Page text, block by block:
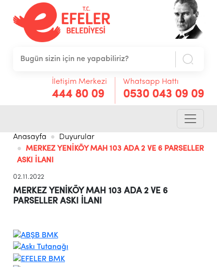
İletişim Merkezi
444 80 09
Whatsapp Hattı
0530 043 09 09
Anasayfa
Duyurular
MERKEZ YENİKÖY MAH 103 ADA 2 VE 6 PARSELLER
ASKI İLANI
02.11.2022
MERKEZ YENİKÖY MAH 103 ADA 2 VE 6
PARSELLER ASKI İLANI